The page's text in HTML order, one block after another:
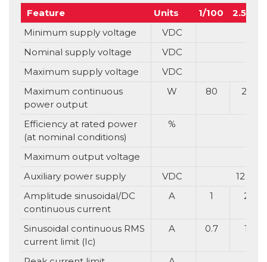
Feature Units 1/100
2.5/100
Minimum supply voltage
VDC
Nominal supply voltage
VDC
Maximum supply voltage
VDC
Maximum continuous
power output
W 80 200
Efficiency at rated power
(at nominal conditions)
%
Maximum output voltage
Auxiliary power supply
VDC
12 –
Amplitude sinusoidal/DC
continuous current
A 1 2.5
Sinusoidal continuous RMS
current limit (Ic)
A 0.7 1.8